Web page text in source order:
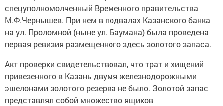
спецуполномолченный Временного правительства
М.Ф.Чернышев. При нем в подвалах Казанского банка
на ул. Проломной (ныне ул. Баумана) была проведена
первая ревизия размещенного здесь золотого запаса.
Акт проверки свидетельствовал, что трат и хищений
привезенного в Казань двумя железнодорожными
эшелонами золотого резерва не было. Золотой запас
представлял собой множество ящиков